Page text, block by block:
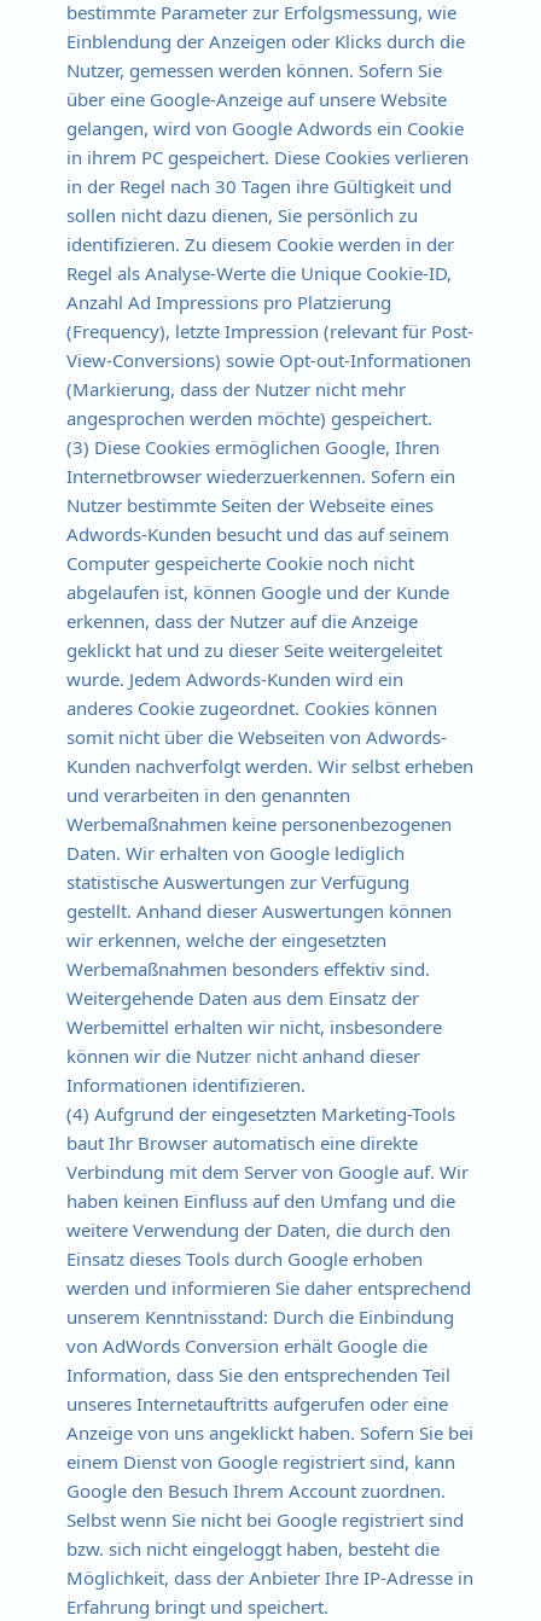
bestimmte Parameter zur Erfolgsmessung, wie
Einblendung der Anzeigen oder Klicks durch die
Nutzer, gemessen werden können. Sofern Sie
über eine Google-Anzeige auf unsere Website
gelangen, wird von Google Adwords ein Cookie
in ihrem PC gespeichert. Diese Cookies verlieren
in der Regel nach 30 Tagen ihre Gültigkeit und
sollen nicht dazu dienen, Sie persönlich zu
identifizieren. Zu diesem Cookie werden in der
Regel als Analyse-Werte die Unique Cookie-ID,
Anzahl Ad Impressions pro Platzierung
(Frequency), letzte Impression (relevant für Post-
View-Conversions) sowie Opt-out-Informationen
(Markierung, dass der Nutzer nicht mehr
angesprochen werden möchte) gespeichert.
(3) Diese Cookies ermöglichen Google, Ihren
Internetbrowser wiederzuerkennen. Sofern ein
Nutzer bestimmte Seiten der Webseite eines
Adwords-Kunden besucht und das auf seinem
Computer gespeicherte Cookie noch nicht
abgelaufen ist, können Google und der Kunde
erkennen, dass der Nutzer auf die Anzeige
geklickt hat und zu dieser Seite weitergeleitet
wurde. Jedem Adwords-Kunden wird ein
anderes Cookie zugeordnet. Cookies können
somit nicht über die Webseiten von Adwords-
Kunden nachverfolgt werden. Wir selbst erheben
und verarbeiten in den genannten
Werbemaßnahmen keine personenbezogenen
Daten. Wir erhalten von Google lediglich
statistische Auswertungen zur Verfügung
gestellt. Anhand dieser Auswertungen können
wir erkennen, welche der eingesetzten
Werbemaßnahmen besonders effektiv sind.
Weitergehende Daten aus dem Einsatz der
Werbemittel erhalten wir nicht, insbesondere
können wir die Nutzer nicht anhand dieser
Informationen identifizieren.
(4) Aufgrund der eingesetzten Marketing-Tools
baut Ihr Browser automatisch eine direkte
Verbindung mit dem Server von Google auf. Wir
haben keinen Einfluss auf den Umfang und die
weitere Verwendung der Daten, die durch den
Einsatz dieses Tools durch Google erhoben
werden und informieren Sie daher entsprechend
unserem Kenntnisstand: Durch die Einbindung
von AdWords Conversion erhält Google die
Information, dass Sie den entsprechenden Teil
unseres Internetauftritts aufgerufen oder eine
Anzeige von uns angeklickt haben. Sofern Sie bei
einem Dienst von Google registriert sind, kann
Google den Besuch Ihrem Account zuordnen.
Selbst wenn Sie nicht bei Google registriert sind
bzw. sich nicht eingeloggt haben, besteht die
Möglichkeit, dass der Anbieter Ihre IP-Adresse in
Erfahrung bringt und speichert.